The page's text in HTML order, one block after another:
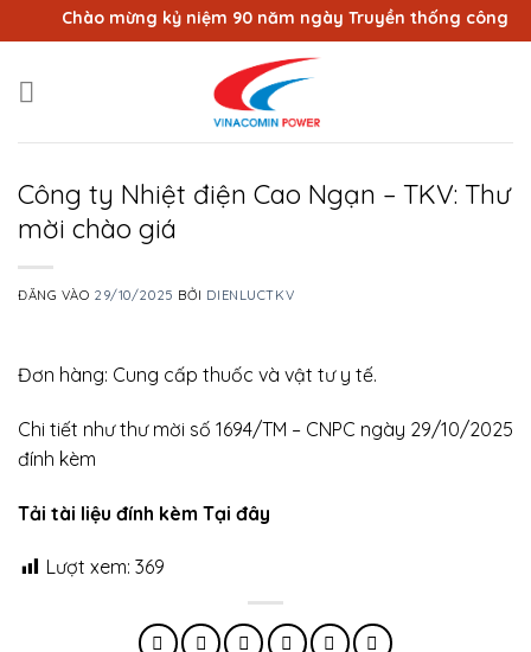
qua
dung
Chào mừng kỷ niệm 90 năm ngày Truyền thống công
Công ty Nhiệt điện Cao Ngạn – TKV: Thư
mời chào giá
ĐĂNG VÀO 29/10/2025 BỞI DIENLUCTKV
Đơn hàng: Cung cấp thuốc và vật tư y tế.
Chi tiết như thư mời số 1694/TM – CNPC ngày 29/10/2025
đính kèm
Tải tài liệu đính kèm Tại đây
Lượt xem: 369